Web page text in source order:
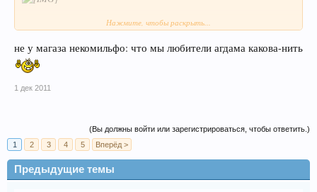
И сразу выпием у магаза! Прост!
Нажмите, чтобы раскрыть...
не у магаза некомильфо: что мы любители агдама какова-нить
1 дек 2011
(Вы должны войти или зарегистрироваться, чтобы ответить.)
1
2 3 4 5 Вперёд >
Предыдущие темы